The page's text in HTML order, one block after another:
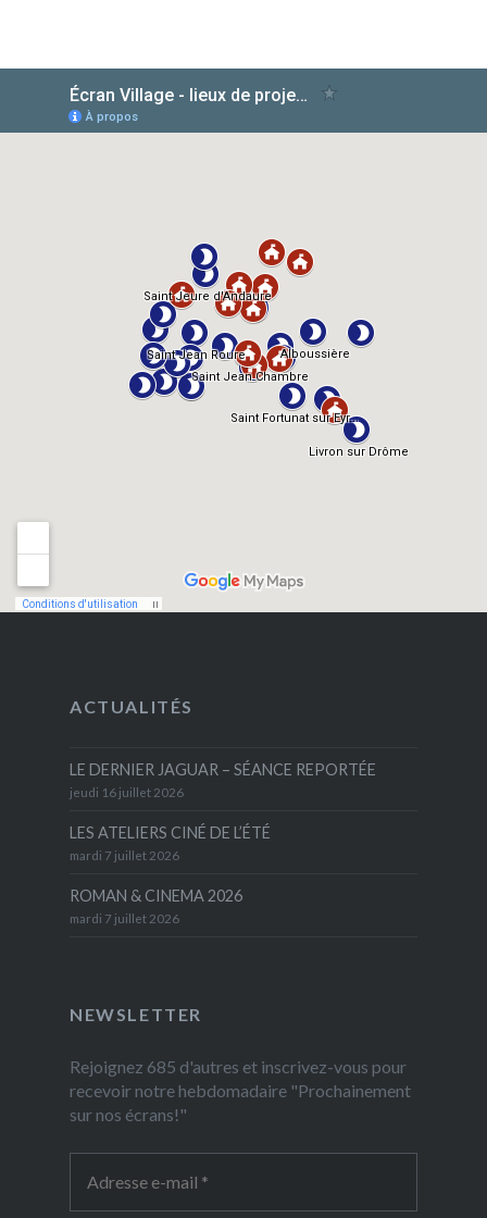
ACTUALITÉS
LE DERNIER JAGUAR – SÉANCE REPORTÉE
jeudi 16 juillet 2026
LES ATELIERS CINÉ DE L’ÉTÉ
mardi 7 juillet 2026
ROMAN & CINEMA 2026
mardi 7 juillet 2026
NEWSLETTER
Rejoignez 685 d'autres et inscrivez-vous pour
recevoir notre hebdomadaire "Prochainement
sur nos écrans!"